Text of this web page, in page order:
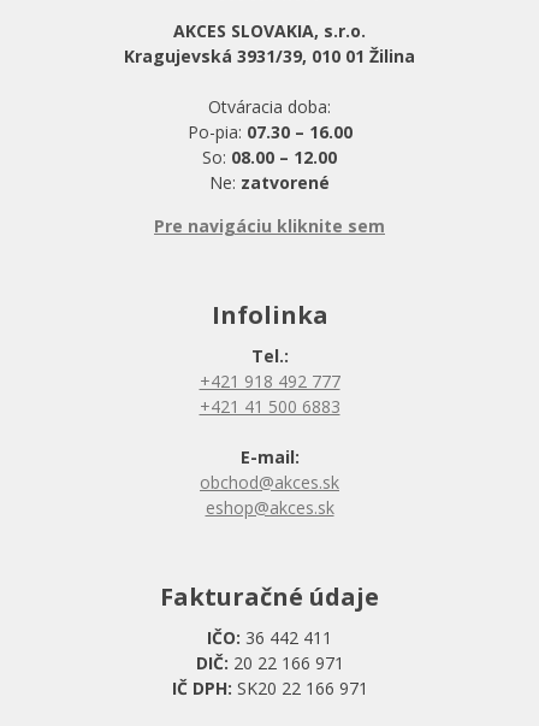
AKCES SLOVAKIA, s.r.o.
Kragujevská 3931/39, 010 01 Žilina
Otváracia doba:
Po-pia: 07.30 – 16.00
So: 08.00 – 12.00
Ne: zatvorené
Pre navigáciu kliknite sem
Infolinka
Tel.:
+421 918 492 777
+421 41 500 6883
E-mail:
obchod@akces.sk
eshop@akces.sk
Fakturačné údaje
IČO: 36 442 411
DIČ: 20 22 166 971
IČ DPH: SK20 22 166 971